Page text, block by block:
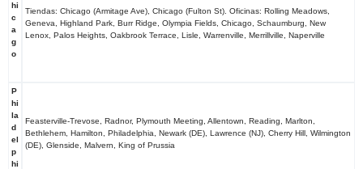
hi
c
a
g
o
Tiendas: Chicago (Armitage Ave), Chicago (Fulton St). Oficinas: Rolling Meadows,
Geneva, Highland Park, Burr Ridge, Olympia Fields, Chicago, Schaumburg, New
Lenox, Palos Heights, Oakbrook Terrace, Lisle, Warrenville, Merrillville, Naperville
P
hi
la
d
el
p
hi
Feasterville-Trevose, Radnor, Plymouth Meeting, Allentown, Reading, Marlton,
Bethlehem, Hamilton, Philadelphia, Newark (DE), Lawrence (NJ), Cherry Hill, Wilmington
(DE), Glenside, Malvern, King of Prussia